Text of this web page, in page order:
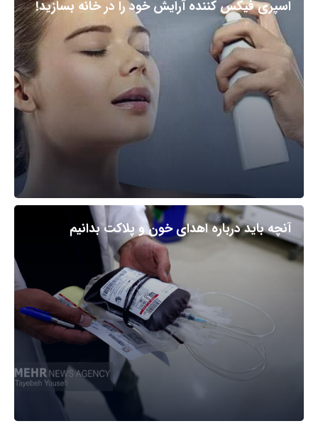
اسپری فیکس کننده آرایش خود را در خانه بسازید!
آنچه باید درباره اهدای خون و پلاکت بدانیم